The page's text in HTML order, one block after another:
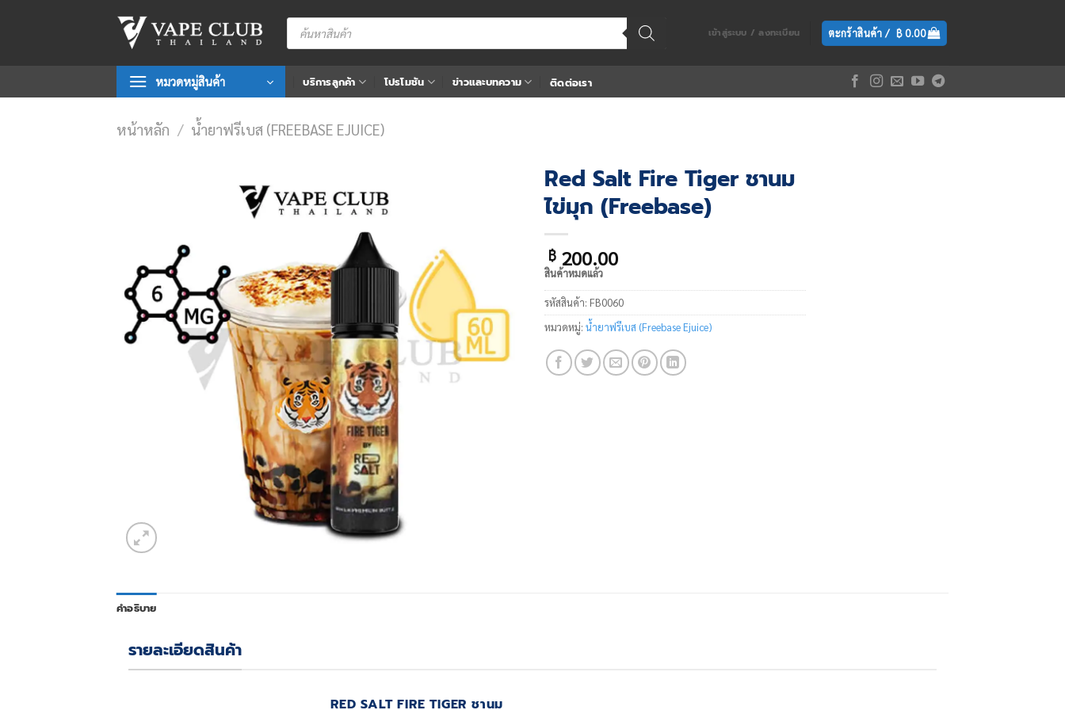
Products
search
เข้าสู่ระบบ / ลงทะเบียน ตะกร้าสินค้า / ฿0.00
หมวดหมู่สินค้า บริการลูกค้า โปรโมชัน ข่าวและบทความ ติดต่อเรา
หน้าหลัก / น้ำยาฟรีเบส (FREEBASE EJUICE)
Red Salt Fire Tiger ชานม
ไข่มุก (Freebase)
฿200.00
สินค้าหมดแล้ว
รหัสสินค้า: FB0060
หมวดหมู่: น้ำยาฟรีเบส (Freebase Ejuice)
คำอธิบาย
รายละเอียดสินค้า
RED SALT FIRE TIGER ชานม